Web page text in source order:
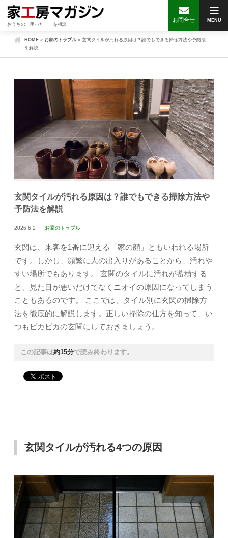
おうちの「困った！」を相談
MENU
お問合せ
HOME » お家のトラブル » 玄関タイルが汚れる原因は？誰でもできる掃除方法や予防法
を解説
玄関タイルが汚れる原因は？誰でもできる掃除方法や
予防法を解説
2026.6.2 お家のトラブル
玄関は、来客を1番に迎える「家の顔」ともいわれる場所
です。しかし、頻繁に人の出入りがあることから、汚れや
すい場所でもあります。 玄関のタイルに汚れが蓄積する
と、見た目が悪いだけでなくニオイの原因になってしまう
こともあるのです。 ここでは、タイル別に玄関の掃除方
法を徹底的に解説します。正しい掃除の仕方を知って、い
つもピカピカの玄関にしておきましょう。
この記事は約15分で読み終わります。
玄関タイルが汚れる4つの原因